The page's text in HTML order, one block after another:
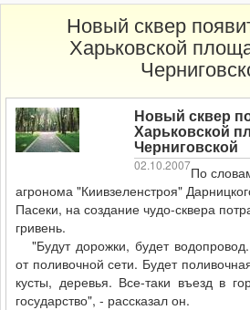
Новый сквер
Харьковской
Новый сквер
Харьковской
Черниговской
02.10.2007По
агронома "Киивзеленстроя"
Пасеки, на создание чудо-сквера
гривень.
"Будут дорожки, будет
от поливочной сети. Будет
кусты, деревья. Все-таки въезд в
государство", - рассказал он.